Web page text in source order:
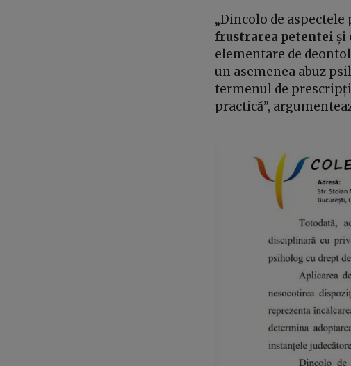
„Dincolo de
frustrarea petentei și
elementare de
un asemenea abuz
termenul de
practică”,